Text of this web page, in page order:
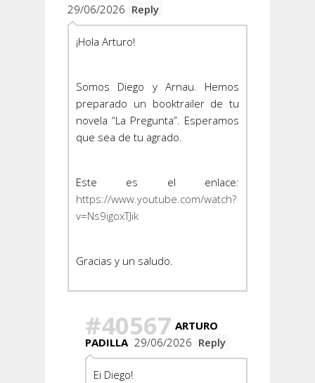
29/06/2026 Reply
¡Hola Arturo!
Somos Diego y Arnau. Hemos
preparado un booktrailer de tu
novela “La Pregunta”. Esperamos
que sea de tu agrado.
Este es el enlace:
https://www.youtube.com/watch?
v=Ns9igoxTJik
Gracias y un saludo.
#40567 ARTURO
PADILLA 29/06/2026 Reply
Ei Diego!